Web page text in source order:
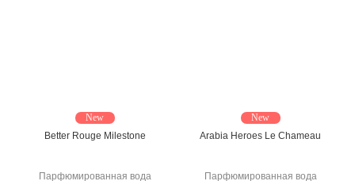
New
Better Rouge Milestone
Парфюмированная вода
New
Arabia Heroes Le Chameau
Парфюмированная вода